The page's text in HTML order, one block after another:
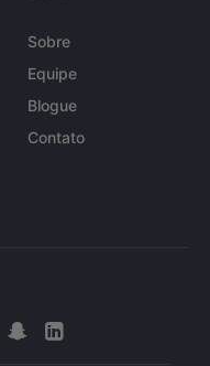
Sobre
Equipe
Blogue
Contato